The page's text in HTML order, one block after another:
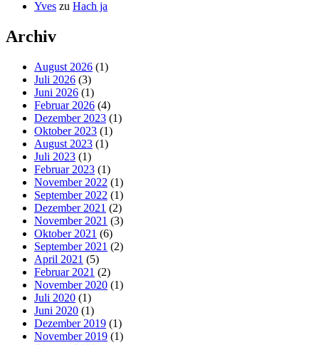
Yves zu Hach ja
Archiv
August 2026 (1)
Juli 2026 (3)
Juni 2026 (1)
Februar 2026 (4)
Dezember 2023 (1)
Oktober 2023 (1)
August 2023 (1)
Juli 2023 (1)
Februar 2023 (1)
November 2022 (1)
September 2022 (1)
Dezember 2021 (2)
November 2021 (3)
Oktober 2021 (6)
September 2021 (2)
April 2021 (5)
Februar 2021 (2)
November 2020 (1)
Juli 2020 (1)
Juni 2020 (1)
Dezember 2019 (1)
November 2019 (1)